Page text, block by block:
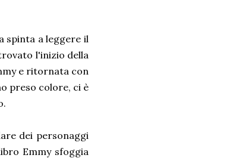
spinta a leggere il
l'inizio della
e ritornata con
preso colore, ci è
dei personaggi
Emmy sfoggia